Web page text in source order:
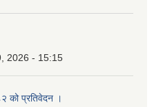
2026 - 15:15
को प्रतिवेदन ।